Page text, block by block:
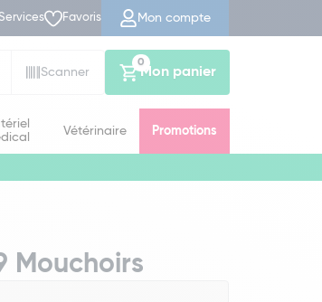
Services Favoris Mon compte
Scanner
Mon panier
0
Vétérinaire Promotions
Mouchoirs